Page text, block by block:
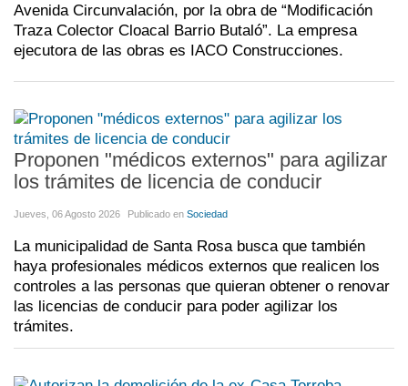
Avenida Circunvalación, por la obra de “Modificación
Traza Colector Cloacal Barrio Butaló”. La empresa
ejecutora de las obras es IACO Construcciones.
Proponen "médicos externos" para agilizar
los trámites de licencia de conducir
Jueves, 06 Agosto 2026 Publicado en Sociedad
La municipalidad de Santa Rosa busca que también
haya profesionales médicos externos que realicen los
controles a las personas que quieran obtener o renovar
las licencias de conducir para poder agilizar los
trámites.